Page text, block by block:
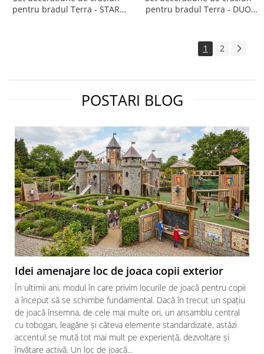
pentru bradul Terra - STAR
pentru bradul Terra - DUO
1 2
POSTARI BLOG
Idei amenajare loc de joaca copii exterior
În ultimii ani, modul în care privim locurile de joacă pentru copii
a început să se schimbe fundamental. Dacă în trecut un spațiu
de joacă însemna, de cele mai multe ori, un ansamblu central
cu tobogan, leagăne și câteva elemente standardizate, astăzi
accentul se mută tot mai mult pe experiență, dezvoltare și
învățare activă. Un loc de joacă...